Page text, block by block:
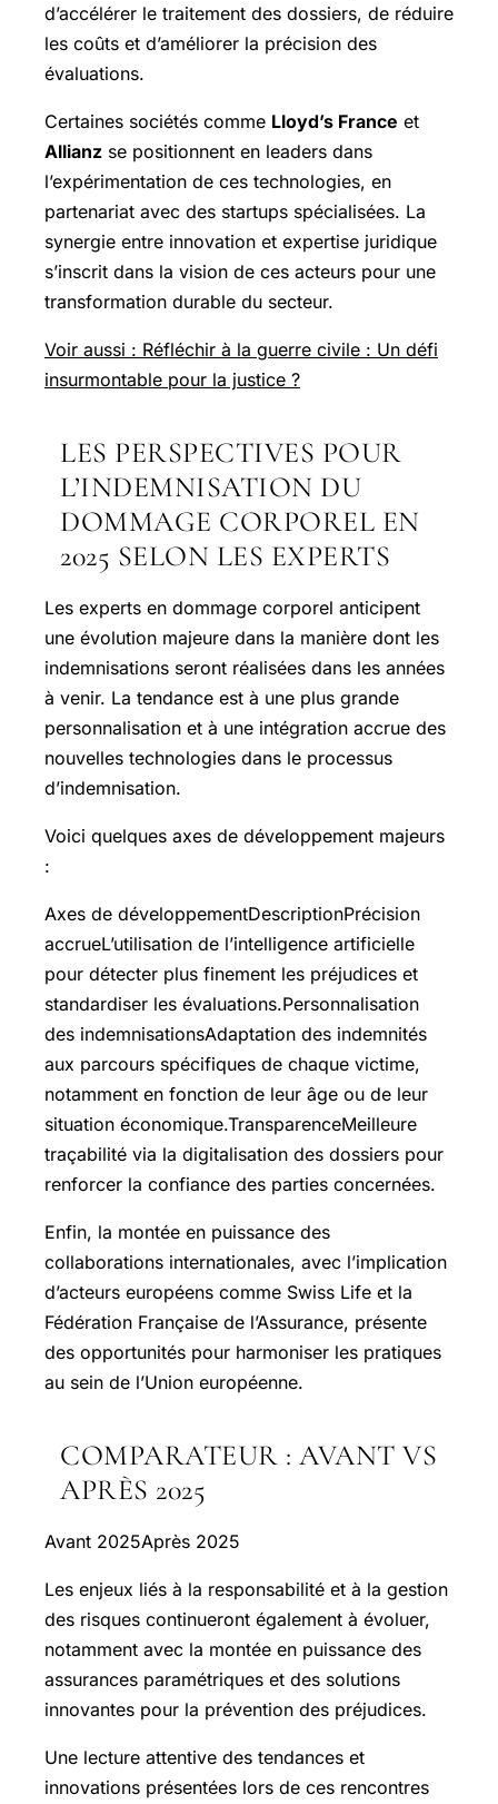
d’accélérer le traitement des dossiers, de réduire
les coûts et d’améliorer la précision des
évaluations.
Certaines sociétés comme Lloyd’s France et
Allianz se positionnent en leaders dans
l’expérimentation de ces technologies, en
partenariat avec des startups spécialisées. La
synergie entre innovation et expertise juridique
s’inscrit dans la vision de ces acteurs pour une
transformation durable du secteur.
Voir aussi : Réfléchir à la guerre civile : Un défi
insurmontable pour la justice ?
LES PERSPECTIVES POUR
L’INDEMNISATION DU
DOMMAGE CORPOREL EN
2025 SELON LES EXPERTS
Les experts en dommage corporel anticipent
une évolution majeure dans la manière dont les
indemnisations seront réalisées dans les années
à venir. La tendance est à une plus grande
personnalisation et à une intégration accrue des
nouvelles technologies dans le processus
d’indemnisation.
Voici quelques axes de développement majeurs
:
Axes de développementDescriptionPrécision
accrueL’utilisation de l’intelligence artificielle
pour détecter plus finement les préjudices et
standardiser les évaluations.Personnalisation
des indemnisationsAdaptation des indemnités
aux parcours spécifiques de chaque victime,
notamment en fonction de leur âge ou de leur
situation économique.TransparenceMeilleure
traçabilité via la digitalisation des dossiers pour
renforcer la confiance des parties concernées.
Enfin, la montée en puissance des
collaborations internationales, avec l’implication
d’acteurs européens comme Swiss Life et la
Fédération Française de l’Assurance, présente
des opportunités pour harmoniser les pratiques
au sein de l’Union européenne.
COMPARATEUR : AVANT VS
APRÈS 2025
Avant 2025Après 2025
Les enjeux liés à la responsabilité et à la gestion
des risques continueront également à évoluer,
notamment avec la montée en puissance des
assurances paramétriques et des solutions
innovantes pour la prévention des préjudices.
Une lecture attentive des tendances et
innovations présentées lors de ces rencontres